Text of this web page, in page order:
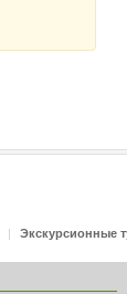
| Экскурсионные